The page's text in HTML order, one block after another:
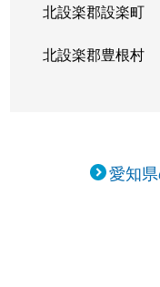
北設楽郡設楽町
北設楽郡豊根村
愛知